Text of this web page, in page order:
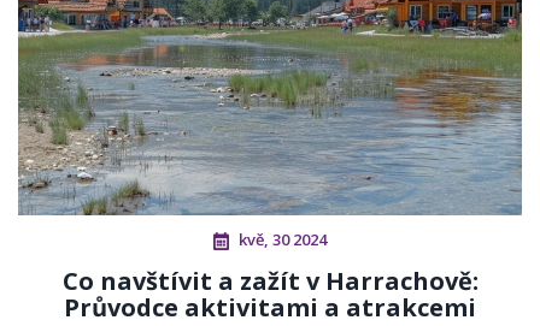
kvě, 30 2024
Co navštívit a zažít v Harrachově:
Průvodce aktivitami a atrakcemi